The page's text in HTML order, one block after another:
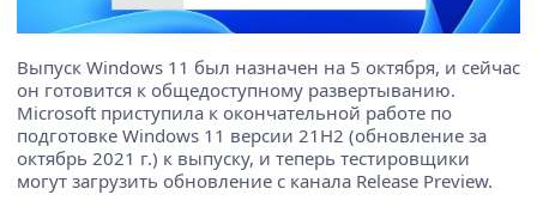
Выпуск Windows 11 был назначен на 5 октября, и сейчас
он готовится к общедоступному развертыванию.
Microsoft приступила к окончательной работе по
подготовке Windows 11 версии 21H2 (обновление за
октябрь 2021 г.) к выпуску, и теперь тестировщики
могут загрузить обновление с канала Release Preview.